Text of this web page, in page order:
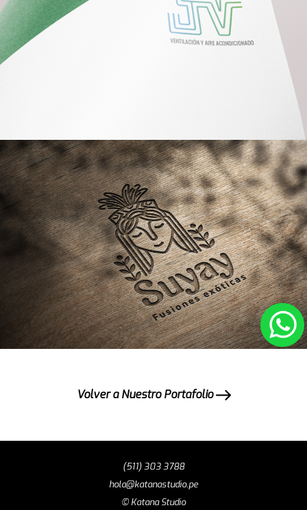
Volver a Nuestro Portafolio
(511) 303 3788
hola@katanastudio.pe
© Katana Studio